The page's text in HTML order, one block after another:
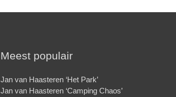
Meest populair
Jan van Haasteren ‘Het Park’
Jan van Haasteren ‘Camping Chaos’